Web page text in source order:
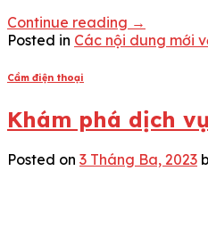
Continue reading →
Posted in Các nội dung mới
Cầm điện thoại
Khám phá dịch
Posted on 3 Tháng Ba, 2023